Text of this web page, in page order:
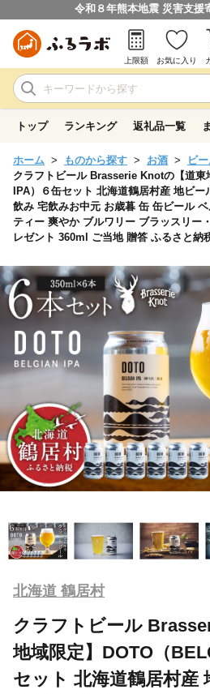
令和８年熊本地震 災害支援
上限額 お気に入り
トップ ランキング 返礼品一覧
ホーム ものから探す お酒
ビ
クラフトビール Brasserie Knotの【道東
IPA）６缶セット 北海道鶴居村産 地ビ
飲み 宅飲みお中元 お歳暮 缶 缶ビール
ティー 爽やか ブルワリー ブラッスリー
レゼント 360ml ご当地 贈答 ふるさと納
北海道 鶴居村
クラフトビール
地域限定】DOTO（
セット 北海道鶴居村産